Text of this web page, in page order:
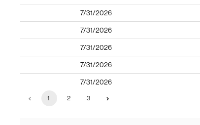
7/31/2026
7/31/2026
7/31/2026
7/31/2026
7/31/2026
1 2 3